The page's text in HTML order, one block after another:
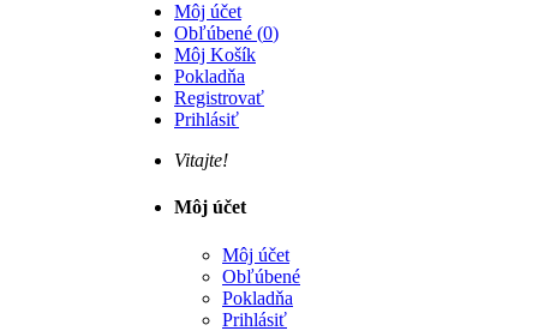
Môj účet
Obľúbené (0)
Môj Košík
Pokladňa
Registrovať
Prihlásiť
Vitajte!
Môj účet
Môj účet
Obľúbené
Pokladňa
Prihlásiť